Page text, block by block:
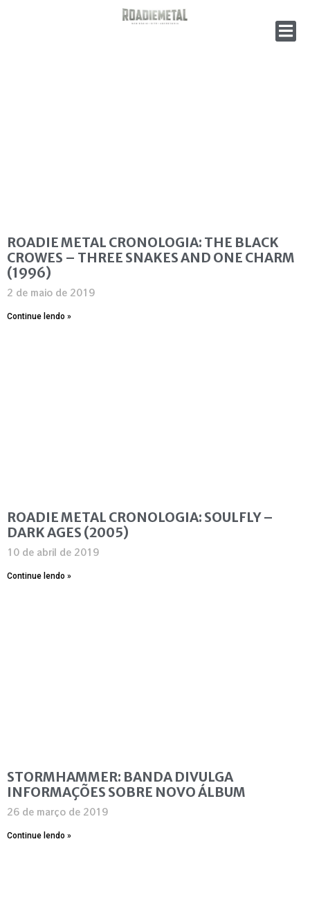
ROADIE METAL CRONOLOGIA: THE BLACK
CROWES – THREE SNAKES AND ONE CHARM
(1996)
2 de maio de 2019
Continue lendo »
ROADIE METAL CRONOLOGIA: SOULFLY –
DARK AGES (2005)
10 de abril de 2019
Continue lendo »
STORMHAMMER: BANDA DIVULGA
INFORMAÇÕES SOBRE NOVO ÁLBUM
26 de março de 2019
Continue lendo »